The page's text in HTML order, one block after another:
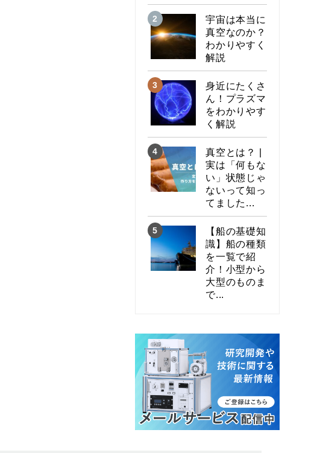
宇宙は本当に
真空なのか？
わかりやすく
解説
身近にたくさ
ん！プラズマ
をわかりやす
く解説
真空とは？ |
実は「何もな
い」状態じゃ
ないって知っ
てました...
【船の基礎知
識】船の種類
を一覧で紹
介！小型から
大型のものま
で...